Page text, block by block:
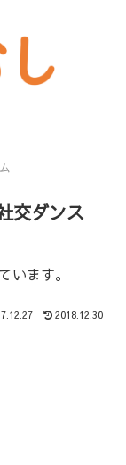
交ダンス
います。
2018.12.30